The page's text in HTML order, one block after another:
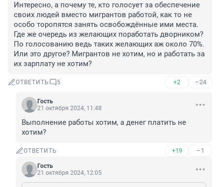
Интересно, а почему те, кто голосует за обеспечение
своих людей вместо мигрантов работой, как то не
особо торопятся занять освобождённые ими места.
Где же очередь из желающих поработать дворником?
По голосованию ведь таких желающих аж около 70%.
Или это другое? Мигрантов не хотим, но и работать за
их зарплату не хотим?
ОТВЕТИТЬ 5 +2 –24
Гость
21 октября 2024, 11:48
Выполнение работы хотим, а денег платить не
хотим?
ОТВЕТИТЬ +19 –1
Гость
21 октября 2024, 12:05